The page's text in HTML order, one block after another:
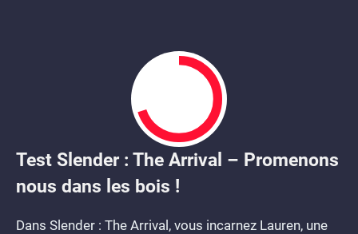
7
Test Slender : The Arrival – Promenons
nous dans les bois !
Dans Slender : The Arrival, vous incarnez Lauren, une